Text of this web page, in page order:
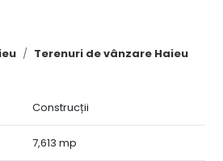
Terenuri de vânzare Haieu
se face din drum asfaltat.
20 de ani pe piață, agenția
a Sapient Group, oferă clienților
care intermediere imobile,
Construcții
7,613 mp